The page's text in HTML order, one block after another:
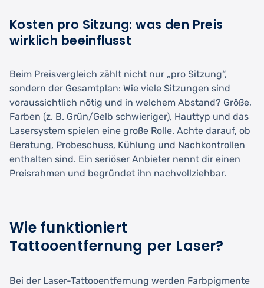
Kosten pro Sitzung: was den Preis
wirklich beeinflusst
Beim Preisvergleich zählt nicht nur „pro Sitzung“,
sondern der Gesamtplan: Wie viele Sitzungen sind
voraussichtlich nötig und in welchem Abstand? Größe,
Farben (z. B. Grün/Gelb schwieriger), Hauttyp und das
Lasersystem spielen eine große Rolle. Achte darauf, ob
Beratung, Probeschuss, Kühlung und Nachkontrollen
enthalten sind. Ein seriöser Anbieter nennt dir einen
Preisrahmen und begründet ihn nachvollziehbar.
Wie funktioniert
Tattooentfernung per Laser?
Bei der Laser-Tattooentfernung werden Farbpigmente